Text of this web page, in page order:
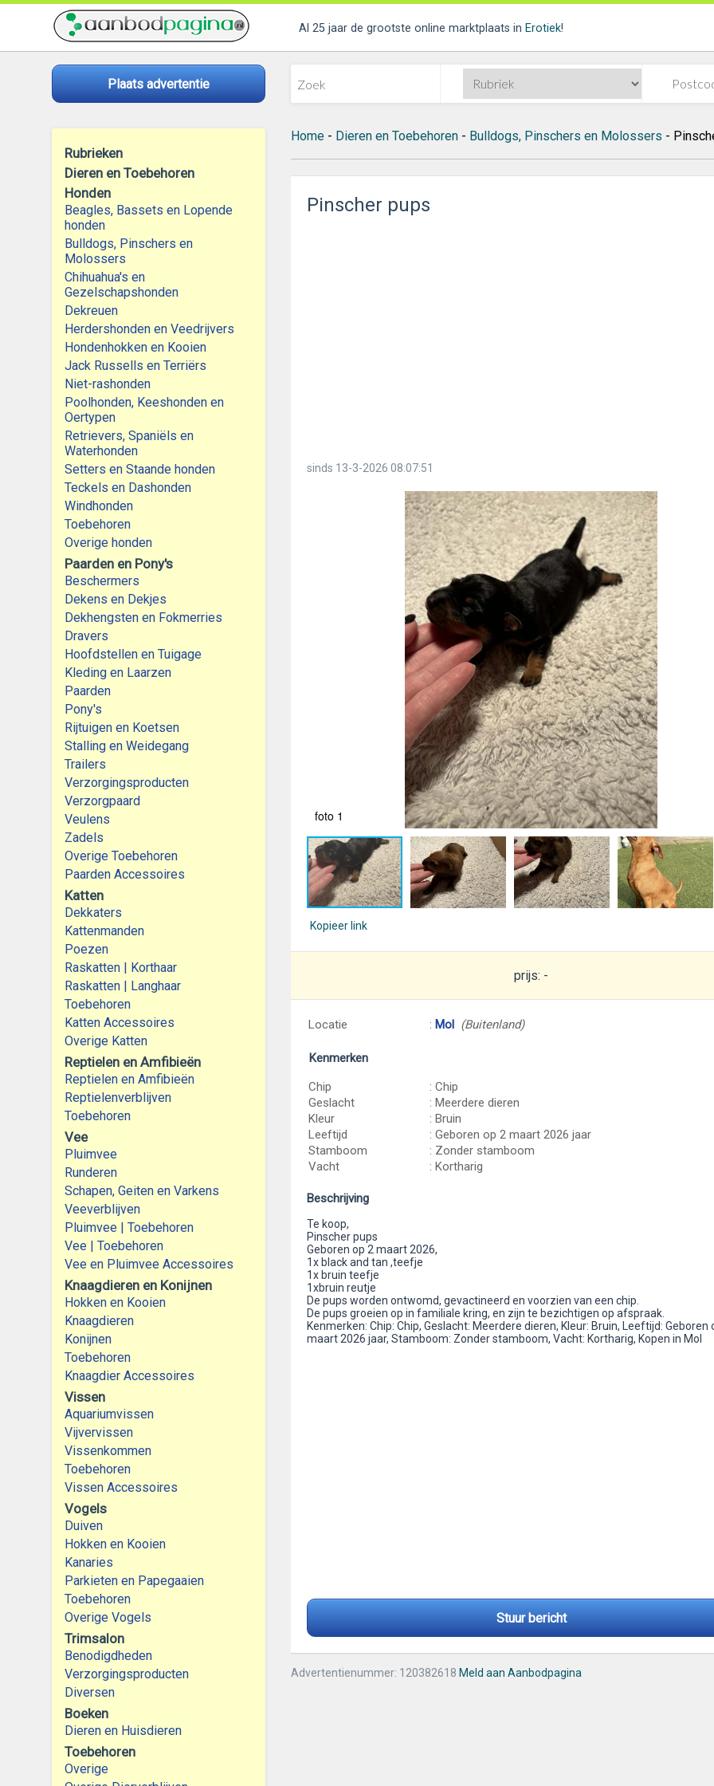
Al 25 jaar de grootste online marktplaats in Erotiek!
Plaats advertentie
Rubrieken
Dieren en Toebehoren
Honden
Beagles, Bassets en Lopende
honden
Bulldogs, Pinschers en
Molossers
Chihuahua's en
Gezelschapshonden
Dekreuen
Herdershonden en Veedrijvers
Hondenhokken en Kooien
Jack Russells en Terriërs
Niet-rashonden
Poolhonden, Keeshonden en
Oertypen
Retrievers, Spaniëls en
Waterhonden
Setters en Staande honden
Teckels en Dashonden
Windhonden
Toebehoren
Overige honden
Paarden en Pony's
Beschermers
Dekens en Dekjes
Dekhengsten en Fokmerries
Dravers
Hoofdstellen en Tuigage
Kleding en Laarzen
Paarden
Pony's
Rijtuigen en Koetsen
Stalling en Weidegang
Trailers
Verzorgingsproducten
Verzorgpaard
Veulens
Zadels
Overige Toebehoren
Paarden Accessoires
Katten
Dekkaters
Kattenmanden
Poezen
Raskatten | Korthaar
Raskatten | Langhaar
Toebehoren
Katten Accessoires
Overige Katten
Reptielen en Amfibieën
Reptielen en Amfibieën
Reptielenverblijven
Toebehoren
Vee
Pluimvee
Runderen
Schapen, Geiten en Varkens
Veeverblijven
Pluimvee | Toebehoren
Vee | Toebehoren
Vee en Pluimvee Accessoires
Knaagdieren en Konijnen
Hokken en Kooien
Knaagdieren
Konijnen
Toebehoren
Knaagdier Accessoires
Vissen
Aquariumvissen
Vijvervissen
Vissenkommen
Toebehoren
Vissen Accessoires
Vogels
Duiven
Hokken en Kooien
Kanaries
Parkieten en Papegaaien
Toebehoren
Overige Vogels
Trimsalon
Benodigdheden
Verzorgingsproducten
Diversen
Boeken
Dieren en Huisdieren
Toebehoren
Overige
Home- Dieren en Toebehoren- Bulldogs, Pinschers en Molossers -
Pinscher pups
sinds 13-3-2026 08:07:51
foto 1
Kopieer link
prijs: -
Locatie : Mol (Buitenland)
Kenmerken
Chip
: Chip
Geslacht
: Meerdere dieren
Kleur
: Bruin
Leeftijd
: Geboren op 2 maart 2026 jaar
Stamboom
: Zonder stamboom
Vacht
: Kortharig
Beschrijving
Te koop,
Pinscher pups
Geboren op 2 maart 2026,
1x black and tan ,teefje
1x bruin teefje
1xbruin reutje
De pups worden ontwomd, gevactineerd en voorzien van een chip.
De pups groeien op in familiale kring, en zijn te bezichtigen op afspraak.
Kenmerken: Chip: Chip, Geslacht: Meerdere dieren, Kleur: Bruin, Leeftijd: Geboren
maart 2026 jaar, Stamboom: Zonder stamboom, Vacht: Kortharig, Kopen in Mol
Stuur bericht
Advertentienummer: 120382618 Meld aan Aanbodpagina